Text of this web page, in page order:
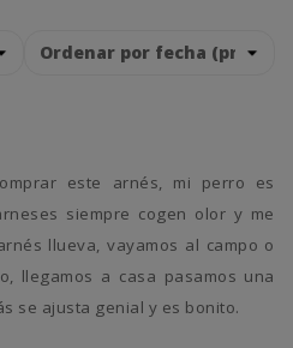
siempre cogen olor y me
llueva, vayamos al campo o
llegamos a casa pasamos una
se ajusta genial y es bonito.